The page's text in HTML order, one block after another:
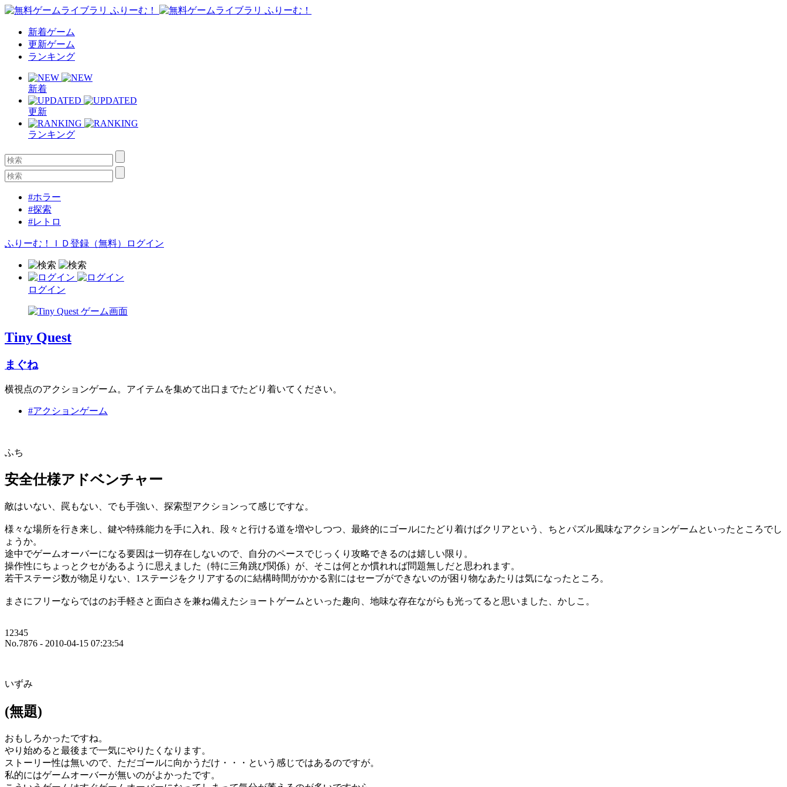
新着ゲーム
更新ゲーム
ランキング
新着
更新
ランキング
#ホラー
#探索
#レトロ
ふりーむ！ＩＤ登録（無料） ログイン
ログイン
Tiny Quest
まぐね
横視点のアクションゲーム。アイテムを集めて出口までたどり着いてください。
#アクションゲーム
ふち
安全仕様アドベンチャー
敵はいない、罠もない、でも手強い、探索型アクションって感じですな。
様々な場所を行き来し、鍵や特殊能力を手に入れ、段々と行ける道を増やしつつ、最終的にゴールにたどり着けばクリアという、ちとパズル風味なアクションゲームといったところでし
ょうか。
途中でゲームオーバーになる要因は一切存在しないので、自分のペースでじっくり攻略できるのは嬉しい限り。
操作性にちょっとクセがあるように思えました（特に三角跳び関係）が、そこは何とか慣れれば問題無しだと思われます。
若干ステージ数が物足りない、1ステージをクリアするのに結構時間がかかる割にはセーブができないのが困り物なあたりは気になったところ。
まさにフリーならではのお手軽さと面白さを兼ね備えたショートゲームといった趣向、地味な存在ながらも光ってると思いました、かしこ。
12345
No.7876 - 2010-04-15 07:23:54
いずみ
(無題)
おもしろかったですね。
やり始めると最後まで一気にやりたくなります。
ストーリー性は無いので、ただゴールに向かうだけ・・・という感じではあるのですが。
私的にはゲームオーバーが無いのがよかったです。